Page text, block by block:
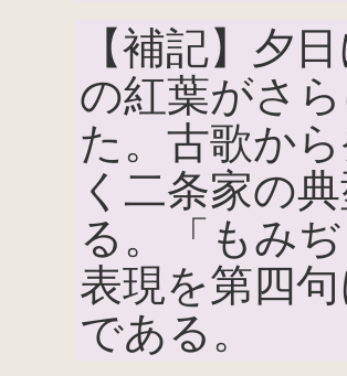
【補記】夕
の紅葉がさ
た。古歌か
く二条家の
る。「もみ
表現を第四
である。